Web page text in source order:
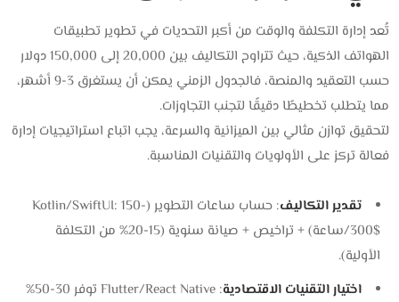
تُعد إدارة التكلفة والوقت من أكبر التحديات في تطوير تطبيقات
الهواتف الذكية، حيث تتراوح التكاليف بين 20,000 إلى 150,000 دولار
حسب التعقيد والمنصة، فالجدول الزمني يمكن أن يستغرق 3-9 أشهر،
مما يتطلب تخطيطًا دقيقًا لتجنب التجاوزات.
لتحقيق توازن مثالي بين الميزانية والسرعة، يجب اتباع استراتيجيات إدارة
فعالة تركز على الأولويات والتقنيات المناسبة.
تقدير التكاليف
: حساب ساعات التطوير (Kotlin/SwiftUI: 150-
300$/ساعة) + تراخيص + صيانة سنوية (15-20% من التكلفة
الأولية).
اختيار التقنيات الاقتصادية
: Flutter/React Native توفر 30-50%